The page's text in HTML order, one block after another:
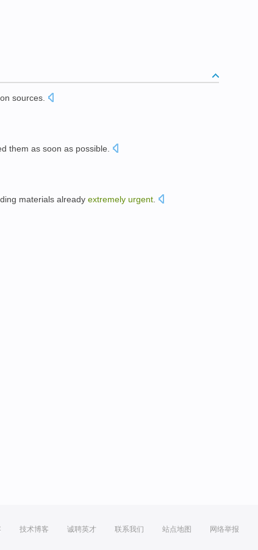
sources.
them as soon as possible
materials already extremely urgent
技术博客 诚聘英才 联系我们 站点地图 网络举报